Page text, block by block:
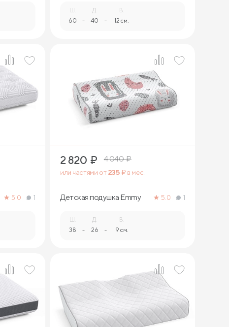
Ш.
60 -
Д.
40 -
В.
12 см.
5.0 1
1
2 820 ₽ 4 040₽
или частями от235 ₽ в мес.
Детская подушка Emmy 5.0 1
Ш.
38 -
Д.
26 -
В.
9 см.